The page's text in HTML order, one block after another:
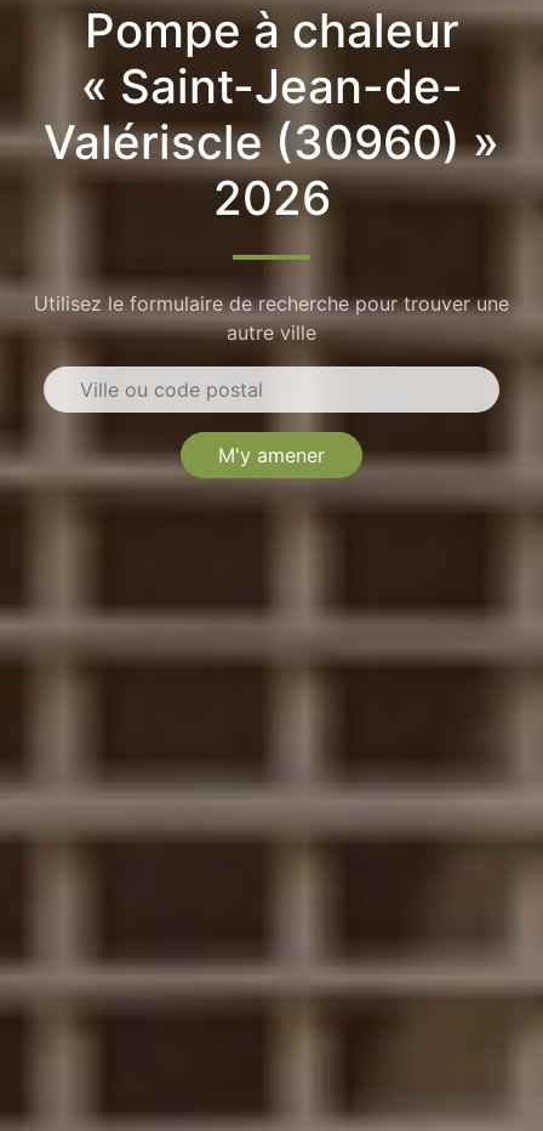
Pompe à chaleur
« Saint-Jean-de-
Valériscle (30960) »
2026
Utilisez le formulaire de recherche pour trouver une
autre ville
M'y amener